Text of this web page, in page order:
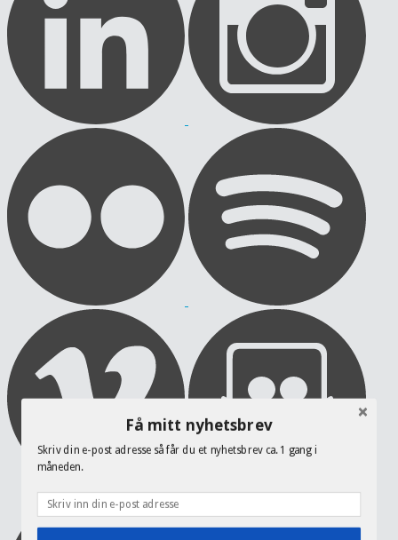
Få mitt nyhetsbrev
Skriv din e-post adresse så får du et nyhetsbrev ca. 1 gang i
måneden.